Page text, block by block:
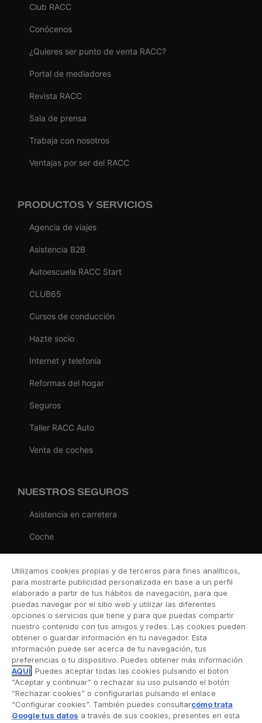
Club RACC
Conócenos
¿Quieres ser punto de venta RACC?
Portal de mediadores
Revista RACC
Sala de prensa
Trabaja con nosotros
Ventajas por ser del RACC
PRODUCTOS Y SERVICIOS
Agencia de viajes
Asistencia B2B
Autoescuela RACC Start
CLUB65
Cursos de conducción
Hazte socio
Internet y telefonía
Reformas del hogar
Seguros
Taller RACC Auto
Venta de coches
NUESTROS SEGUROS
Asistencia en carretera
Coche
Viaje
Hogar
Vida
Decesos
Dental
Deportivo
Esquí
Utilizamos cookies propias y de terceros para fines analíticos,
para mostrarte publicidad personalizada en base a un perfil
elaborado a partir de tus hábitos de navegación, para que
puedas navegar por el sitio web y utilizar las diferentes
opciones o servicios que tiene y para que puedas compartir
nuestro contenido con tus amigos y redes. Las cookies pueden
obtener o guardar información en tu navegador. Esta
información puede ser acerca de tu navegación, tus
preferencias o tu dispositivo. Puedes obtener más información
AQUÍ. Puedes aceptar todas las cookies pulsando el botón
“Aceptar y continuar” o rechazar su uso pulsando el botón
“Rechazar cookies” o configurarlas pulsando el enlace
“Configurar cookies”. También puedes consultarcómo trata
Google tus datos a través de sus cookies, presentes en esta